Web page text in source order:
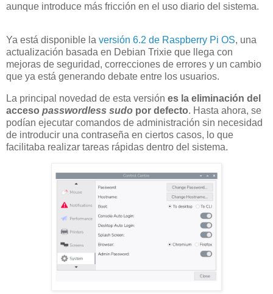
aunque introduce más fricción en el uso diario del sistema.
Ya está disponible la versión 6.2 de Raspberry Pi OS, una
actualización basada en Debian Trixie que llega con
mejoras de seguridad, correcciones de errores y un cambio
que ya está generando debate entre los usuarios.
La principal novedad de esta versión es la eliminación del
acceso passwordless sudo por defecto. Hasta ahora, se
podían ejecutar comandos de administración sin necesidad
de introducir una contraseña en ciertos casos, lo que
facilitaba realizar tareas rápidas dentro del sistema.